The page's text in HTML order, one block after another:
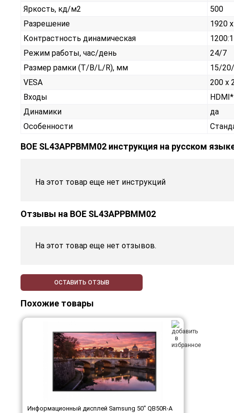
Яркость, кд/м2
500
Разрешение
1920
Контрастность динамическая
1200:1
Режим работы, час/день
24/7
Размер рамки (T/B/L/R), мм
15/
VESA
200 x
Входы
Динамики
да
Особенности
BOE SL43APPBMM02 инструкция на русском
На этот товар еще нет инструкций
Отзывы на BOE SL43APPBMM02
На этот товар еще нет отзывов.
ОСТАВИТЬ ОТЗЫВ
Похожие товары
Информационный дисплей Samsung 50" QB50R-A